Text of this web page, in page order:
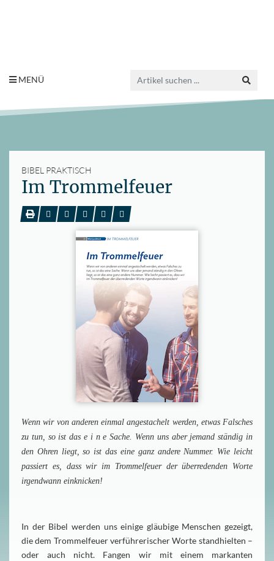
MENÜ
BIBEL PRAKTISCH
Im Trommelfeuer
Wenn wir von anderen einmal angestachelt werden, etwas Falsches
zu tun, so ist das e i n e Sache. Wenn uns aber jemand ständig in
den Ohren liegt, so ist das eine ganz andere Nummer. Wie leicht
passiert es, dass wir im Trommelfeuer der überredenden Worte
irgendwann einknicken!
In der Bibel werden uns einige gläubige Menschen gezeigt,
die dem Trommelfeuer verführerischer Worte standhielten –
oder auch nicht. Fangen wir mit einem markanten